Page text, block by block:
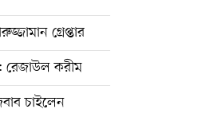
গ্রেপ্তার
রেজাউল করীম
চাইলেন